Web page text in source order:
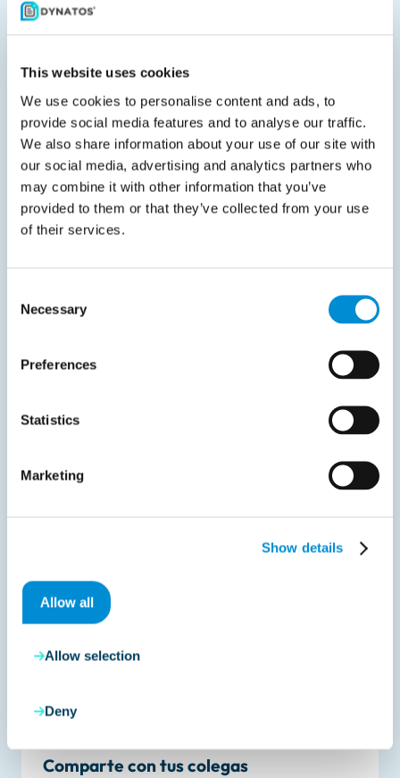
This website uses cookies
We use cookies to personalise content and ads, to
provide social media features and to analyse our traffic.
We also share information about your use of our site with
our social media, advertising and analytics partners who
may combine it with other information that you’ve
provided to them or that they’ve collected from your use
of their services.
Selection
Necessary
Preferences
Statistics
Marketing
Show details
Allow all
Allow selection
Deny
A la vez, la dirección es clara. El e-invoicing
estándar. Los equipos de finanzas e IT deben
asegurarse de que sus sistemas pueden enviar y
recibir facturas estructuradas a través de Peppol u
otros canales aceptados.
El texto completo está disponible en la web del
Parlamento belga:
Conclusiones clave
Comprobar si entran o no en el alcance de la
Prepararse para enviar y recibir facturas
Definir cómo gestionar casos en los que un cliente
Alinear compliance, fiscalidad e IT con la hoja de
Para una visión completa recomendamos revisar este
proyecto junto con las actualizaciones anteriores,
como eldecreto de 2025
Comparte con tus colegas